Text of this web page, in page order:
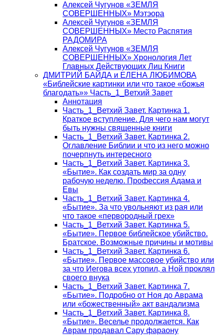
Алексей Чугунов «ЗЕМЛЯ
СОВЕРШЕННЫХ» Мэтэора
Алексей Чугунов «ЗЕМЛЯ
СОВЕРШЕННЫХ» Место Распятия
РАДОМИРА
Алексей Чугунов «ЗЕМЛЯ
СОВЕРШЕННЫХ» Хронология Лет
Главных Действующих Лиц Книги
ДМИТРИЙ БАЙДА и ЕЛЕНА ЛЮБИМОВА
«Библейские картинки или что такое «божья
благодать»» Часть_1_Ветхий Завет
Аннотация
Часть_1_Ветхий Завет. Картинка 1.
Краткое вступление. Для чего нам могут
быть нужны священные книги
Часть_1_Ветхий Завет. Картинка 2.
Оглавление Библии и что из него можно
почерпнуть интересного
Часть_1_Ветхий Завет. Картинка 3.
«Бытие». Как создать мир за одну
рабочую неделю. Профессия Адама и
Евы
Часть_1_Ветхий Завет. Картинка 4.
«Бытие». За что увольняют из рая или
что такое «первородный грех»
Часть_1_Ветхий Завет. Картинка 5.
«Бытие». Первое библейское убийство.
Братское. Возможные причины и мотивы
Часть_1_Ветхий Завет. Картинка 6.
«Бытие». Первое массовое убийство или
за что Иегова всех утопил, а Ной проклял
своего внука
Часть_1_Ветхий Завет. Картинка 7.
«Бытие». Подробно от Ноя до Аврама
или «божественный» акт вандализма
Часть_1_Ветхий Завет. Картинка 8.
«Бытие». Веселье продолжается. Как
Аврам продавал Сару фараону